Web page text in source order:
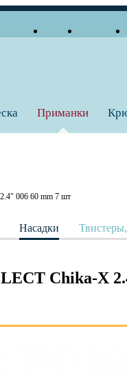
Приманки
006 60 mm 7 шт
Насадки
Chika-X